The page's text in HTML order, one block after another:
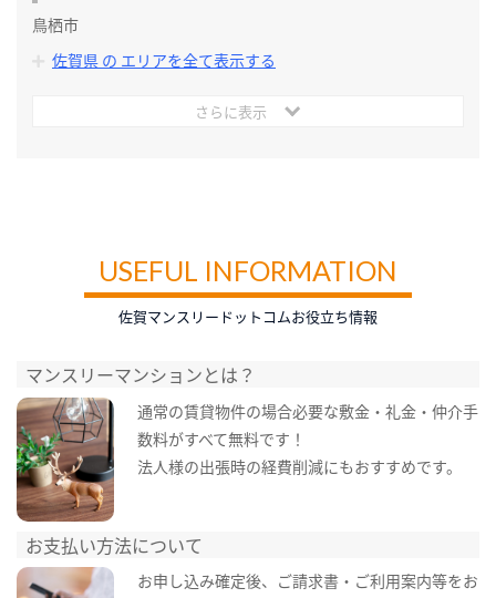
鳥栖市
佐賀県 の エリアを全て表示する
さらに表示
USEFUL INFORMATION
佐賀マンスリードットコムお役立ち情報
マンスリーマンションとは？
通常の賃貸物件の場合必要な敷金・礼金・仲介手
数料がすべて無料です！
法人様の出張時の経費削減にもおすすめです。
お支払い方法について
お申し込み確定後、ご請求書・ご利用案内等をお